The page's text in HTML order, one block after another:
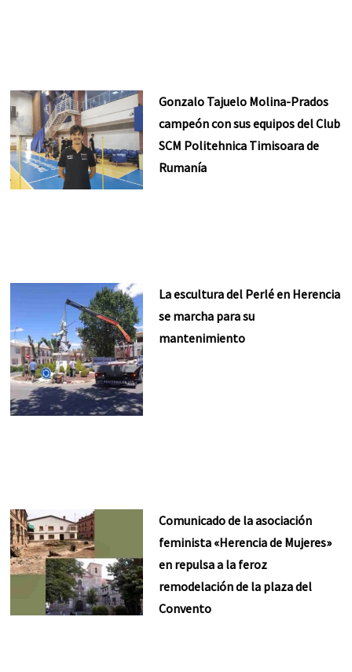
Gonzalo Tajuelo Molina-Prados
campeón con sus equipos del Club
SCM Politehnica Timisoara de
Rumanía
La escultura del Perlé en Herencia
se marcha para su
mantenimiento
Comunicado de la asociación
feminista «Herencia de Mujeres»
en repulsa a la feroz
remodelación de la plaza del
Convento